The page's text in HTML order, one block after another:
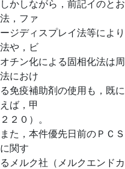
しかしながら，前記イのと
法，ファ
ージディスプレイ法等によ
法や，ビ
オチン化による固相化法は
法におけ
る免疫補助剤の使用も，既
えば，甲
２２０）。
また，本件優先日前のＰＣ
に関す
るメルク社（メルクエンド